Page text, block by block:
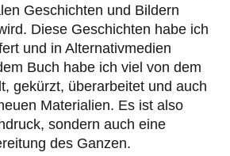
Geschichten und Bildern
Diese Geschichten habe ich
und in Alternativmedien
Buch habe ich viel von dem
gekürzt, überarbeitet und auch
Materialien. Es ist also
sondern auch eine
des Ganzen.